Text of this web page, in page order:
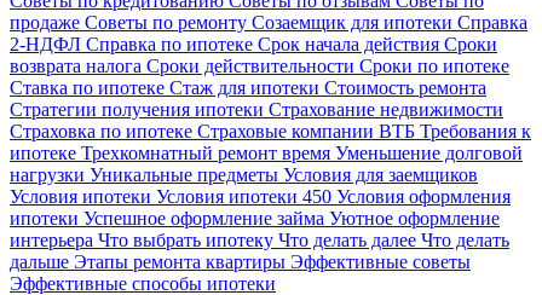
продаже Советы по ремонту Созаемщик для ипотеки Справка
2-НДФЛ Справка по ипотеке Срок начала действия Сроки
возврата налога Сроки действительности Сроки по ипотеке
Ставка по ипотеке Стаж для ипотеки Стоимость ремонта
Стратегии получения ипотеки Страхование недвижимости
Страховка по ипотеке Страховые компании ВТБ Требования к
ипотеке Трехкомнатный ремонт время Уменьшение долговой
нагрузки Уникальные предметы Условия для заемщиков
Условия ипотеки Условия ипотеки 450 Условия оформления
ипотеки Успешное оформление займа Уютное оформление
интерьера Что выбрать ипотеку Что делать далее Что делать
дальше Этапы ремонта квартиры Эффективные советы
Эффективные способы ипотеки